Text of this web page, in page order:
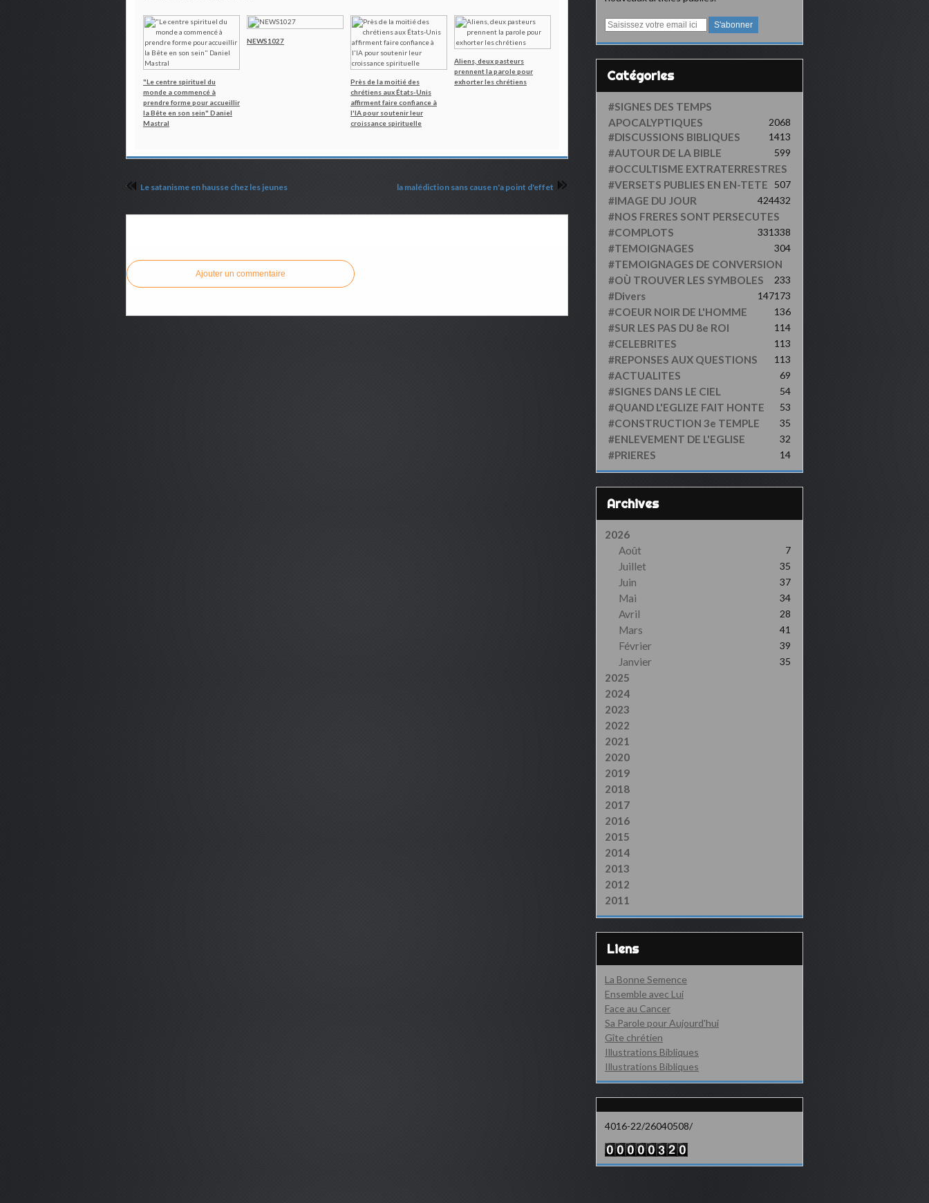
"Le centre spirituel du
monde a commencé à
prendre forme pour accueillir
la Bête en son sein" Daniel
Mastral
NEWS1027
Près de la moitié des
chrétiens aux États-Unis
affirment faire confiance à
l'IA pour soutenir leur
croissance spirituelle
Aliens, deux pasteurs
prennent la parole pour
exhorter les chrétiens
Le satanisme en hausse chez les jeunes la malédiction sans cause n'a point d'effet
Ajouter un commentaire
E
a
i
Catégories
#SIGNES DES TEMPS
APOCALYPTIQUES 2068
#DISCUSSIONS BIBLIQUES 1413
#AUTOUR DE LA BIBLE 599
#OCCULTISME EXTRATERRESTRES
507
#VERSETS PUBLIES EN EN-TETE
432
#IMAGE DU JOUR 424
#NOS FRERES SONT PERSECUTES
338
#COMPLOTS 331
#TEMOIGNAGES 304
#TEMOIGNAGES DE CONVERSION
233
#OÙ TROUVER LES SYMBOLES
173
#Divers 147
#COEUR NOIR DE L'HOMME 136
#SUR LES PAS DU 8e ROI 114
#CELEBRITES 113
#REPONSES AUX QUESTIONS 113
#ACTUALITES 69
#SIGNES DANS LE CIEL 54
#QUAND L'EGLIZE FAIT HONTE 53
#CONSTRUCTION 3e TEMPLE 35
#ENLEVEMENT DE L'EGLISE 32
#PRIERES 14
Archives
2026
Août
7
Juillet 35
Juin 37
Mai 34
Avril 28
Mars 41
Février 39
Janvier 35
2025
2024
2023
2022
2021
2020
2019
2018
2017
2016
2015
2014
2013
2012
2011
Liens
La Bonne Semence
Ensemble avec Lui
Face au Cancer
Sa Parole pour Aujourd'hui
Gîte chrétien
Illustrations Bibliques
Illustrations Bibliques
4016-22/26040508/